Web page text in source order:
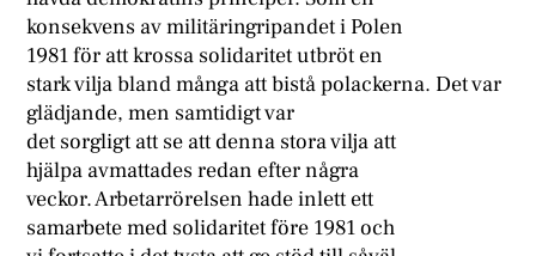
konsekvens av militäringripandet i Polen
1981 för att krossa solidaritet utbröt en
stark vilja bland många att bistå polackerna. Det var
glädjande, men samtidigt var
det sorgligt att se att denna stora vilja att
hjälpa avmattades redan efter några
veckor. Arbetarrörelsen hade inlett ett
samarbete med solidaritet före 1981 och